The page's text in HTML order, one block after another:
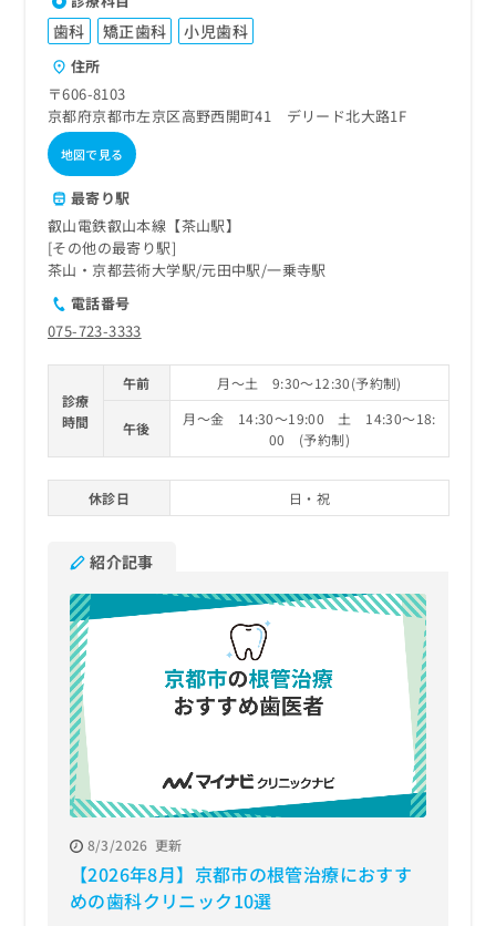
歯科 矯正歯科 小児歯科
住所
〒606-8103
京都府京都市左京区高野西開町41 デリード北大路1F
地図で見る
最寄り駅
叡山電鉄叡山本線【茶山駅】
その他の最寄り駅
茶山・京都芸術大学駅 元田中駅 一乗寺駅
電話番号
075-723-3333
診療
時間
午前 月～土 9:30～12:30(予約制)
午後
月～金 14:30～19:00 土 14:30～18:
00 (予約制)
休診日 日・祝
紹介記事
8/3/2026 更新
【2026年8月】京都市の根管治療におすす
めの歯科クリニック10選